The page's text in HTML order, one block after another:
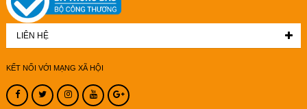
LIÊN HỆ
KẾT NỐI VỚI MẠNG XÃ HỘI